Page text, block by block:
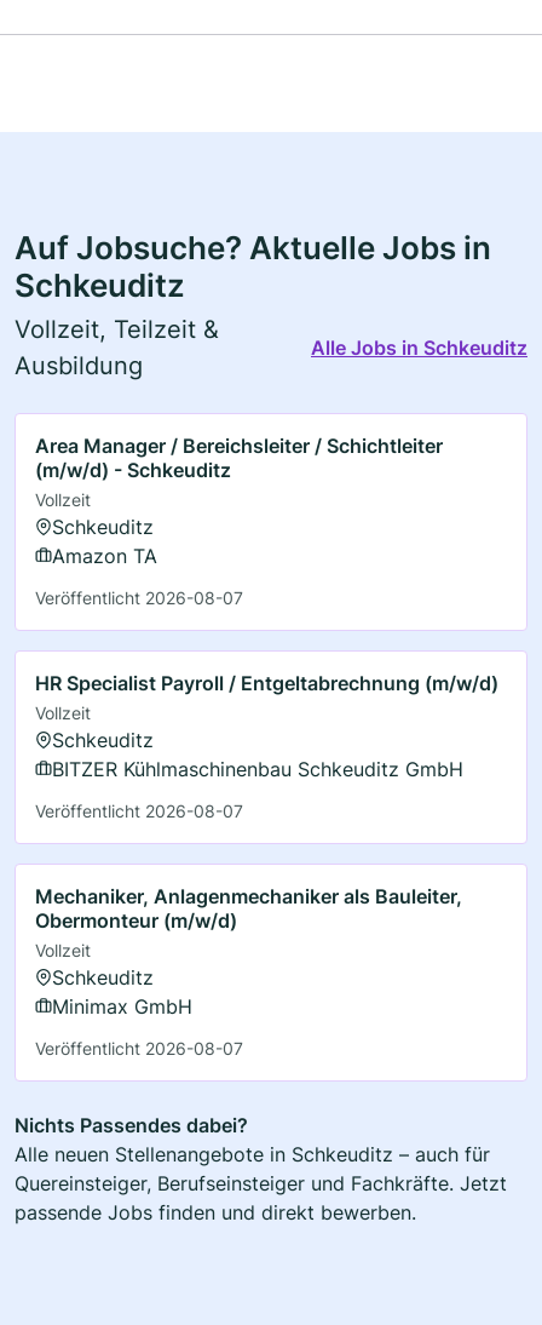
Auf Jobsuche? Aktuelle Jobs in
Schkeuditz
Vollzeit, Teilzeit &
Ausbildung
Alle Jobs in Schkeuditz
Area Manager / Bereichsleiter / Schichtleiter
(m/w/d) - Schkeuditz
Vollzeit
Schkeuditz
Amazon TA
Veröffentlicht 2026-08-07
HR Specialist Payroll / Entgeltabrechnung (m/w/d)
Vollzeit
Schkeuditz
BITZER Kühlmaschinenbau Schkeuditz GmbH
Veröffentlicht 2026-08-07
Mechaniker, Anlagenmechaniker als Bauleiter,
Obermonteur (m/w/d)
Vollzeit
Schkeuditz
Minimax GmbH
Veröffentlicht 2026-08-07
Nichts Passendes dabei?
Alle neuen Stellenangebote in Schkeuditz – auch für
Quereinsteiger, Berufseinsteiger und Fachkräfte. Jetzt
passende Jobs finden und direkt bewerben.